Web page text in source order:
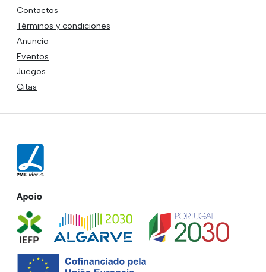
Contactos
Términos y condiciones
Anuncio
Eventos
Juegos
Citas
Apoio